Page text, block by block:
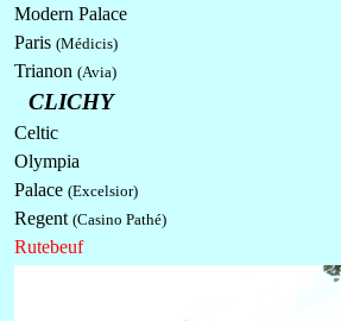
Modern Palace
Paris (Médicis)
Trianon (Avia)
CLICHY
Celtic
Olympia
Palace (Excelsior)
Regent (Casino Pathé)
Rutebeuf